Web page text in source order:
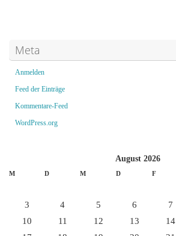
Meta
Anmelden
Feed der Einträge
Kommentare-Feed
WordPress.org
August 2026
M D M D F
3
4 5 6 7
10
11 12 13 14